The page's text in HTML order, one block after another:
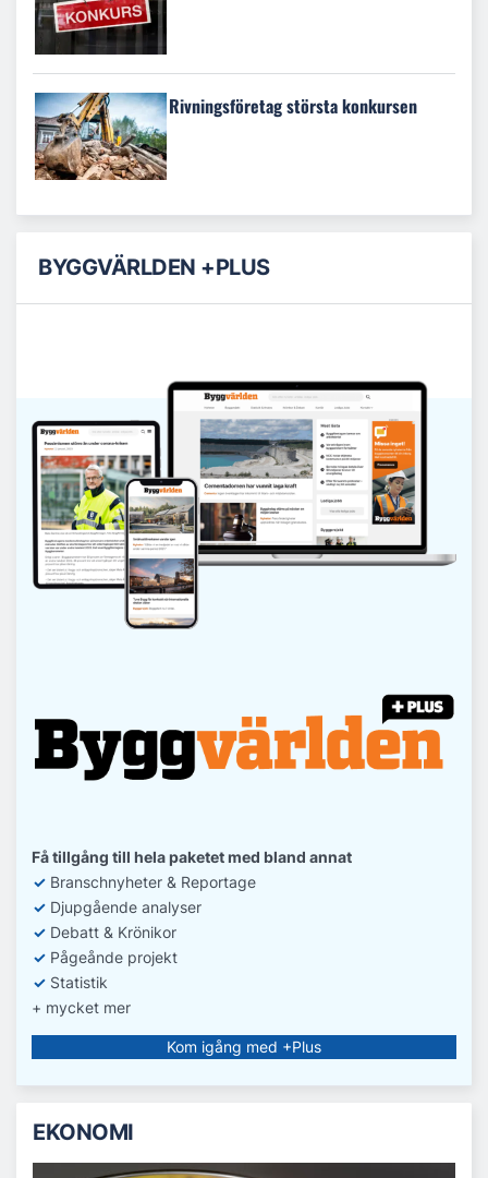
Rivningsföretag största konkursen
BYGGVÄRLDEN +PLUS
Få tillgång till hela paketet med bland annat
✓ Branschnyheter & Reportage
✓ Djupgående analyser
✓ Debatt & Krönikor
✓ Pågeånde projekt
✓ Statistik
+ mycket mer
Kom igång med +Plus
EKONOMI